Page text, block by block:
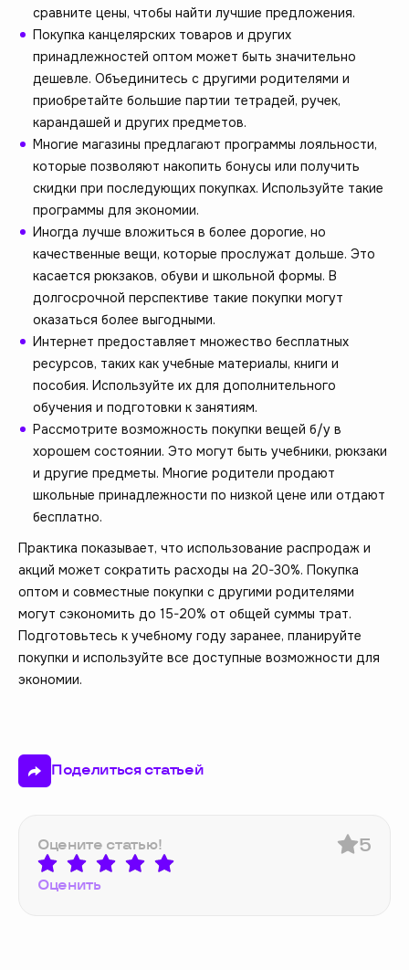
сравните цены, чтобы найти лучшие предложения.
Покупка канцелярских товаров и других
принадлежностей оптом может быть значительно
дешевле. Объединитесь с другими родителями и
приобретайте большие партии тетрадей, ручек,
карандашей и других предметов.
Многие магазины предлагают программы лояльности,
которые позволяют накопить бонусы или получить
скидки при последующих покупках. Используйте такие
программы для экономии.
Иногда лучше вложиться в более дорогие, но
качественные вещи, которые прослужат дольше. Это
касается рюкзаков, обуви и школьной формы. В
долгосрочной перспективе такие покупки могут
оказаться более выгодными.
Интернет предоставляет множество бесплатных
ресурсов, таких как учебные материалы, книги и
пособия. Используйте их для дополнительного
обучения и подготовки к занятиям.
Рассмотрите возможность покупки вещей б/у в
хорошем состоянии. Это могут быть учебники, рюкзаки
и другие предметы. Многие родители продают
школьные принадлежности по низкой цене или отдают
бесплатно.
Практика показывает, что использование распродаж и
акций может сократить расходы на 20-30%. Покупка
оптом и совместные покупки с другими родителями
могут сэкономить до 15-20% от общей суммы трат.
Подготовьтесь к учебному году заранее, планируйте
покупки и используйте все доступные возможности для
экономии.
Поделиться статьей
Оцените статью!
Оценить
5